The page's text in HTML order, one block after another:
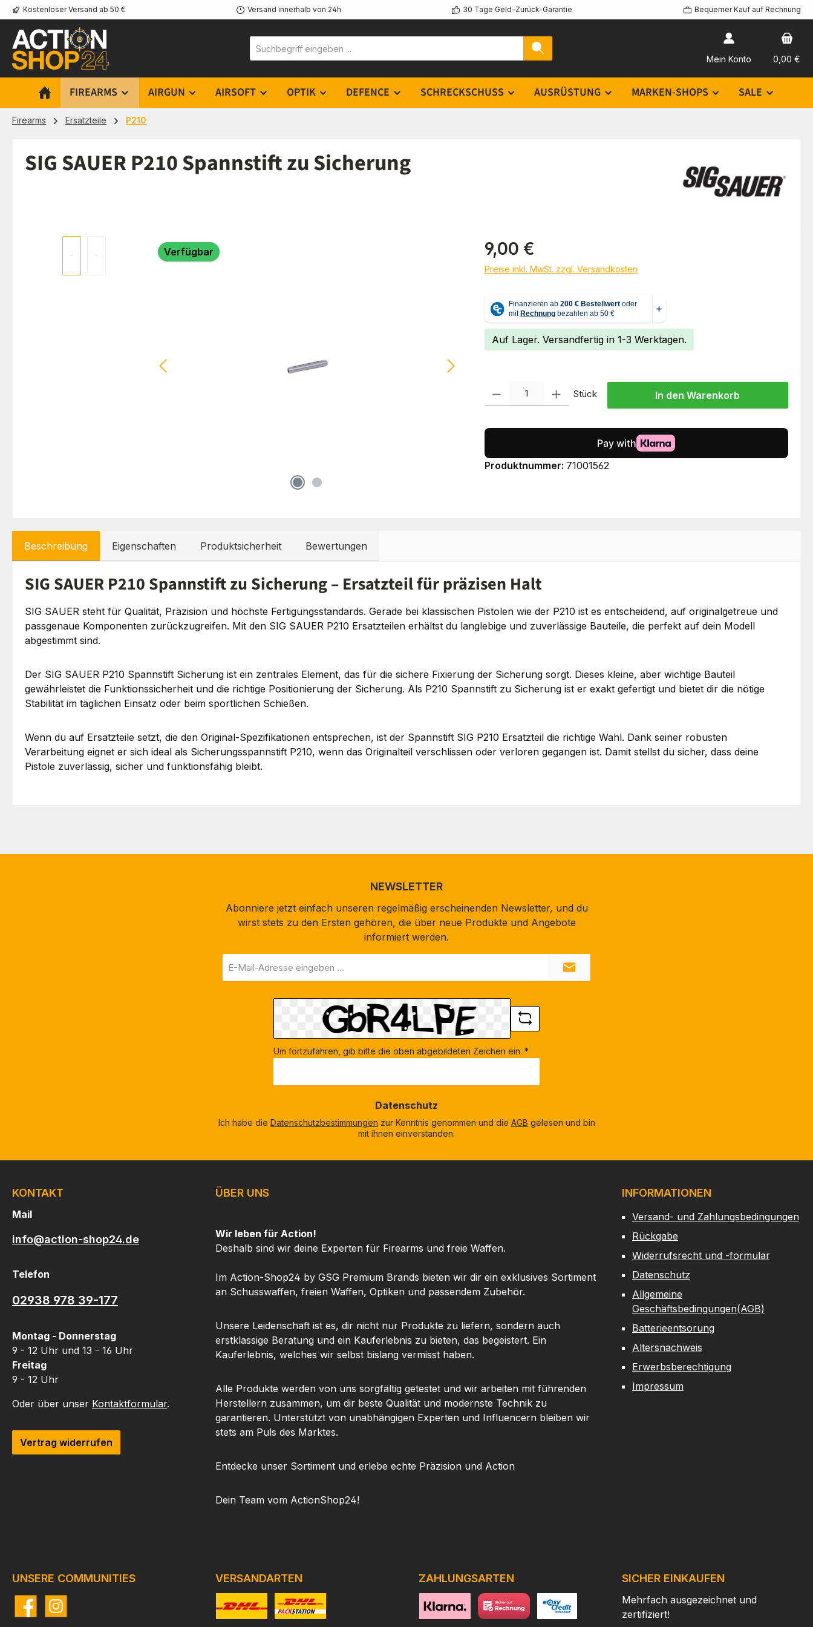
Hauptinhalt springen
Zur Suche springen
Zur Hauptnavigation springen
Kostenloser Versand ab 50 € Versand innerhalb von 24h 30 Tage Geld-Zurück-Garantie Bequemer Kauf auf Rechnung
Mein Konto 0,00 €
FIREARMS AIRGUN AIRSOFT OPTIK DEFENCE SCHRECKSCHUSS AUSRÜSTUNG MARKEN-SHOPS SALE
Firearms Ersatzteile P210
SIG SAUER P210 Spannstift zu Sicherung
Verfügbar
Regulärer Preis:
9,00 €
Preise inkl. MwSt. zzgl. Versandkosten
Auf Lager. Versandfertig in 1-3 Werktagen.
Produkt Anzahl: Gib den gewünschten Wert ein oder benutze die Schaltflächen
Stück In den Warenkorb
Produktnummer: 71001562
Beschreibung Eigenschaften Produktsicherheit Bewertungen
SIG SAUER P210 Spannstift zu Sicherung – Ersatzteil für präzisen Halt
SIG SAUER steht für Qualität, Präzision und höchste Fertigungsstandards. Gerade bei klassischen Pistolen wie der P210 ist es entscheidend, auf originalgetreue und
passgenaue Komponenten zurückzugreifen. Mit den SIG SAUER P210 Ersatzteilen erhältst du langlebige und zuverlässige Bauteile, die perfekt auf dein Modell
abgestimmt sind.
Der SIG SAUER P210 Spannstift Sicherung ist ein zentrales Element, das für die sichere Fixierung der Sicherung sorgt. Dieses kleine, aber wichtige Bauteil
gewährleistet die Funktionssicherheit und die richtige Positionierung der Sicherung. Als P210 Spannstift zu Sicherung ist er exakt gefertigt und bietet dir die nötige
Stabilität im täglichen Einsatz oder beim sportlichen Schießen.
Wenn du auf Ersatzteile setzt, die den Original-Spezifikationen entsprechen, ist der Spannstift SIG P210 Ersatzteil die richtige Wahl. Dank seiner robusten
Verarbeitung eignet er sich ideal als Sicherungsspannstift P210, wenn das Originalteil verschlissen oder verloren gegangen ist. Damit stellst du sicher, dass deine
Pistole zuverlässig, sicher und funktionsfähig bleibt.
NEWSLETTER
Abonniere jetzt einfach unseren regelmäßig erscheinenden Newsletter, und du
wirst stets zu den Ersten gehören, die über neue Produkte und Angebote
informiert werden.
Mail-
Um fortzufahren, gib bitte die oben abgebildeten Zeichen ein. *
Datenschutz
Ich habe die Datenschutzbestimmungen zur Kenntnis genommen und die AGB gelesen und bin
mit ihnen einverstanden.
ÜBER UNS
Wir leben für Action!
Deshalb sind wir deine Experten für Firearms und freie Waffen.
Im Action-Shop24 by GSG Premium Brands bieten wir dir ein exklusives Sortiment
an Schusswaffen, freien Waffen, Optiken und passendem Zubehör.
Unsere Leidenschaft ist es, dir nicht nur Produkte zu liefern, sondern auch
erstklassige Beratung und ein Kauferlebnis zu bieten, das begeistert. Ein
Kauferlebnis, welches wir selbst bislang vermisst haben.
Alle Produkte werden von uns sorgfältig getestet und wir arbeiten mit führenden
Herstellern zusammen, um dir beste Qualität und modernste Technik zu
garantieren. Unterstützt von unabhängigen Experten und Influencern bleiben wir
stets am Puls des Marktes.
Entdecke unser Sortiment und erlebe echte Präzision und Action
Dein Team vom ActionShop24!
INFORMATIONEN
Versand- und Zahlungsbedingungen
Rückgabe
Widerrufsrecht und -formular
Datenschutz
Allgemeine
Geschäftsbedingungen(AGB)
Batterieentsorung
Altersnachweis
Erwerbsberechtigung
Impressum
KONTAKT
Mail
info@action-shop24.de
Telefon
02938 978 39-177
Montag - Donnerstag
9 - 12 Uhr und 13 - 16 Uhr
Freitag
9 - 12 Uhr
Oder über unser Kontaktformular.
Vertrag widerrufen
UNSERE COMMUNITIES
FacebookInstagram
VERSANDARTEN ZAHLUNGSARTEN SICHER EINKAUFEN
Mehrfach ausgezeichnet und
zertifiziert!